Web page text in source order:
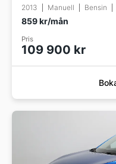
2013 Manuell Bensin
859 kr/mån
Pris
109 900 kr